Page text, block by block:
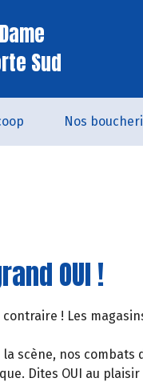
Sud
Nos
OUI !
! Les
scène, nos combats
Dites OUI au